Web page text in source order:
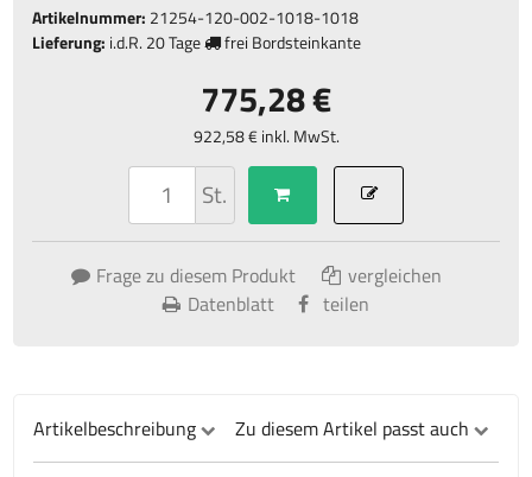
Artikelnummer: 21254-120-002-1018-1018
Lieferung: i.d.R. 20 Tage frei Bordsteinkante
775,28 €
922,58 € inkl. MwSt.
St.
Frage zu diesem Produkt
vergleichen
Datenblatt
teilen
Artikelbeschreibung Zu diesem Artikel passt auch